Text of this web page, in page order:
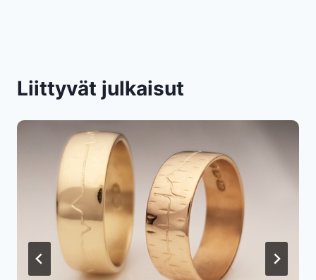
Liittyvät julkaisut